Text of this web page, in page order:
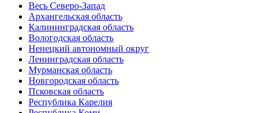
Весь Северо-Запад
Архангельская область
Калининградская область
Вологодская область
Ненецкий автономный округ
Ленинградская область
Мурманская область
Новгородская область
Псковская область
Республика Карелия